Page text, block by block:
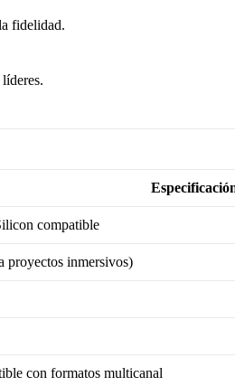
fidelidad.
compatible
proyectos inmersivos)
con formatos multicanal